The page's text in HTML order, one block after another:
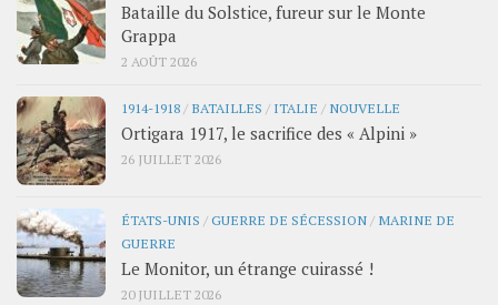
Bataille du Solstice, fureur sur le Monte
Grappa
2 AOÛT 2026
1914-1918 / BATAILLES / ITALIE / NOUVELLE
Ortigara 1917, le sacrifice des « Alpini »
26 JUILLET 2026
ÉTATS-UNIS /GUERRE DE SÉCESSION / MARINE DE
GUERRE
Le Monitor, un étrange cuirassé !
20 JUILLET 2026